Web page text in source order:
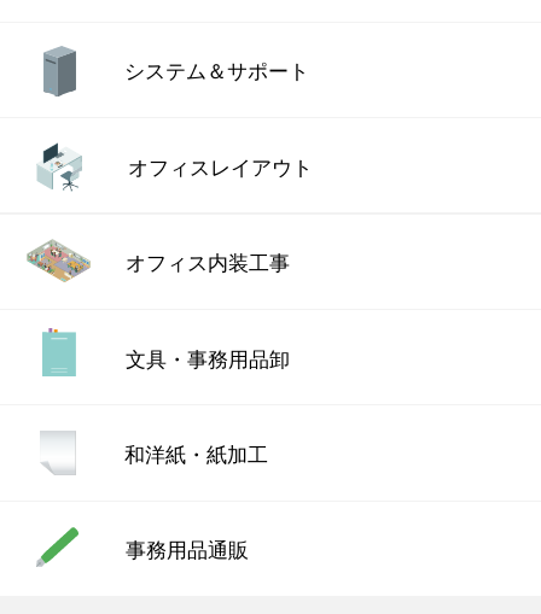
システム＆サポート
オフィスレイアウト
オフィス内装工事
文具・事務用品卸
和洋紙・紙加工
事務用品通販